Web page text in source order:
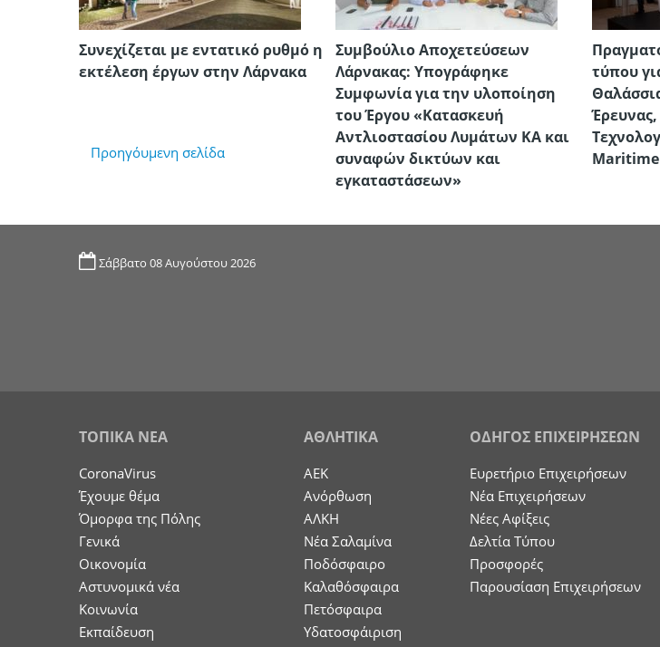
Συνεχίζεται με εντατικό ρυθμό η
εκτέλεση έργων στην Λάρνακα
Συμβούλιο Αποχετεύσεων
Λάρνακας: Υπογράφηκε
Συμφωνία για την υλοποίηση
του Έργου «Κατασκευή
Αντλιοστασίου Λυμάτων ΚΑ και
συναφών δικτύων και
εγκαταστάσεων»
τύπου
Προηγόυμενη σελίδα
Σάββατο 08 Αυγούστου 2026
ΤΟΠΙΚΑ ΝΕΑ
CoronaVirus
Έχουμε θέμα
Όμορφα της Πόλης
Γενικά
Οικονομία
Aστυνομικά νέα
Κοινωνία
Εκπαίδευση
ΑΘΛΗΤΙΚΑ
ΑΕΚ
Ανόρθωση
ΑΛΚΗ
Νέα Σαλαμίνα
Ποδόσφαιρο
Καλαθόσφαιρα
Πετόσφαιρα
Υδατοσφάιριση
ΟΔΗΓΟΣ ΕΠΙΧΕΙΡΗΣΕΩΝ
Ευρετήριο Επιχειρήσεων
Nέα Επιχειρήσεων
Νέες Αφίξεις
Δελτία Τύπου
Προσφορές
Παρουσίαση Επιχειρήσεων